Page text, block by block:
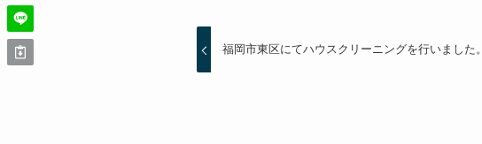
福岡市東区にてハウスクリーニングを行いました。